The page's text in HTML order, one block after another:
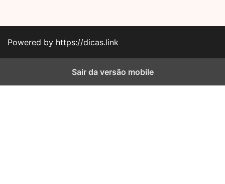
Powered by https://dicas.link
Sair da versão mobile